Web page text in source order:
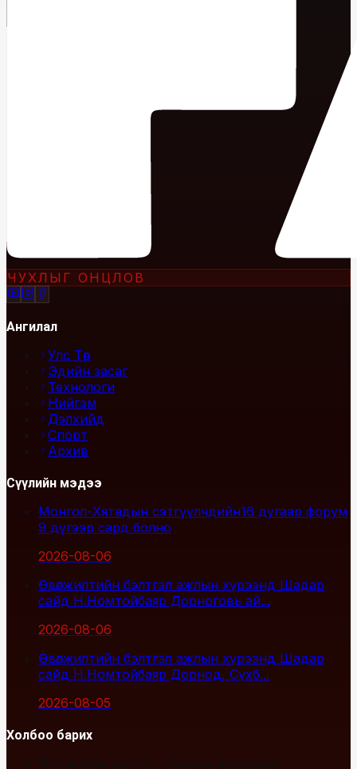
ЧУХЛЫГ ОНЦЛОВ
Ангилал
Улс Төр
Эдийн засаг
Технологи
Нийгэм
Дэлхийд
Спорт
Архив
Сүүлийн мэдээ
Монгол-Хятадын сэтгүүлчдийн16 дугаар форум
9 дүгээр сард болно
2026-08-06
Өвөлжилтийн бэлтгэл ажлын хүрээнд Шадар
сайд Н.Номтойбаяр Дорноговь ай...
2026-08-06
Өвөлжилтийн бэлтгэл ажлын хүрээнд Шадар
сайд Н.Номтойбаяр Дорнод, Сүхб...
2026-08-05
Холбоо барих